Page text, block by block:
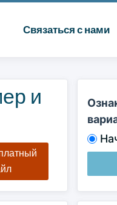
Связаться с нами
и